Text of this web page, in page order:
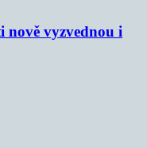
nově vyzvednou i